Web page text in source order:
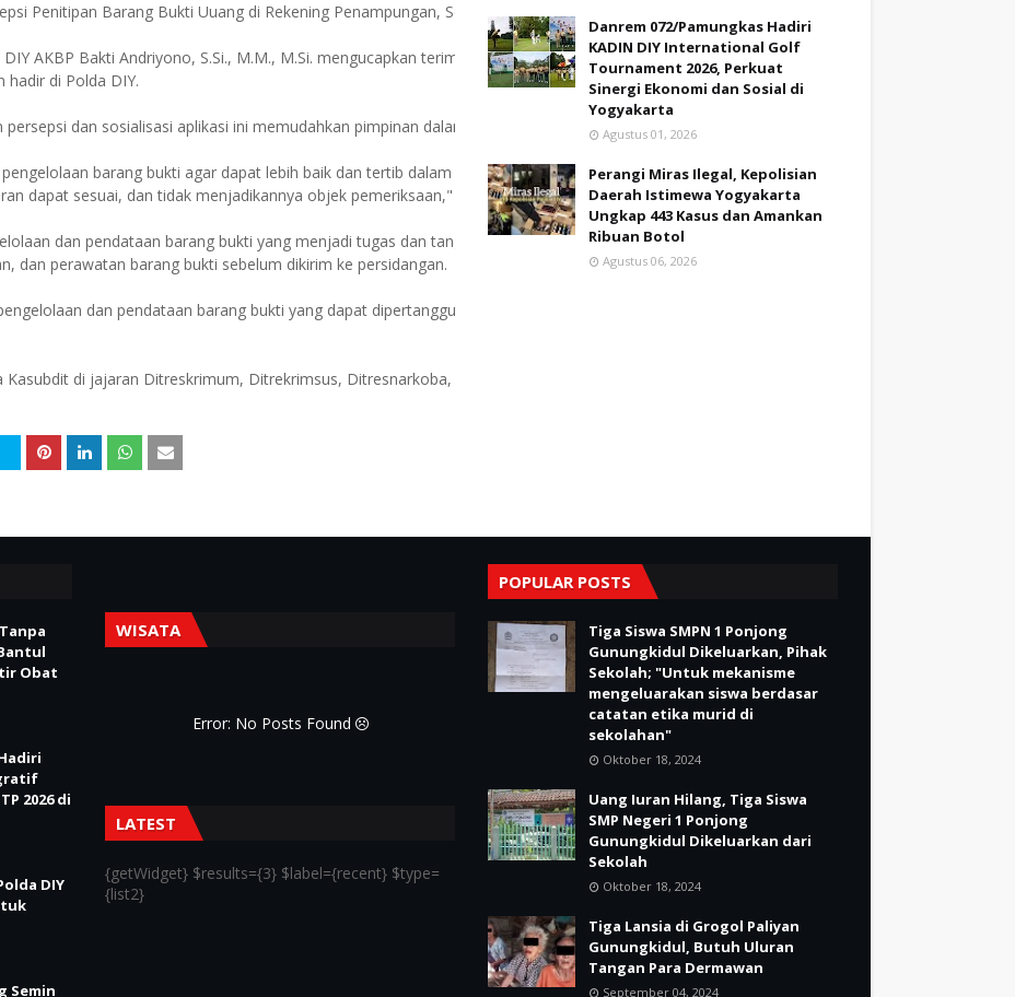
Penitipan Barang Bukti Uuang di Rekening Penampungan, Senin 24 Februari 2025.
AKBP Bakti Andriyono, S.Si., M.M., M.Si. mengucapkan terima kasih kepada seluruh tamu undangan serta
hadir di Polda DIY.
dan sosialisasi aplikasi ini memudahkan pimpinan dalam mengontrol barang bukti.
barang bukti agar dapat lebih baik dan tertib dalam administrasi dan pengelolaan serta pendataan barang
dapat sesuai, dan tidak menjadikannya objek pemeriksaan," terangnya.
dan pendataan barang bukti yang menjadi tugas dan tanggung jawab Dittahti merupakan bagian penting dari
dan perawatan barang bukti sebelum dikirim ke persidangan.
dan pendataan barang bukti yang dapat dipertanggungjawabkan serta tidak menjadikannya objek
di jajaran Ditreskrimum, Ditrekrimsus, Ditresnarkoba, Kasat Tahti Jajaran, serta perwakilan dari BRI Kantor
Danrem 072/Pamungkas Hadiri
KADIN DIY International Golf
Tournament 2026, Perkuat
Sinergi Ekonomi dan Sosial di
Yogyakarta
Agustus 01, 2026
Perangi Miras Ilegal, Kepolisian
Daerah Istimewa Yogyakarta
Ungkap 443 Kasus dan Amankan
Ribuan Botol
Agustus 06, 2026
Obat
2026 di
DIY
Semin
WISATA
Error: No Posts Found
LATEST
{getWidget} $results={3} $label={recent} $type=
{list2}
POPULAR POSTS
Tiga Siswa SMPN 1 Ponjong
Gunungkidul Dikeluarkan, Pihak
Sekolah; "Untuk mekanisme
mengeluarakan siswa berdasar
catatan etika murid di
sekolahan"
Oktober 18, 2024
Uang Iuran Hilang, Tiga Siswa
SMP Negeri 1 Ponjong
Gunungkidul Dikeluarkan dari
Sekolah
Oktober 18, 2024
Tiga Lansia di Grogol Paliyan
Gunungkidul, Butuh Uluran
Tangan Para Dermawan
September 04, 2024